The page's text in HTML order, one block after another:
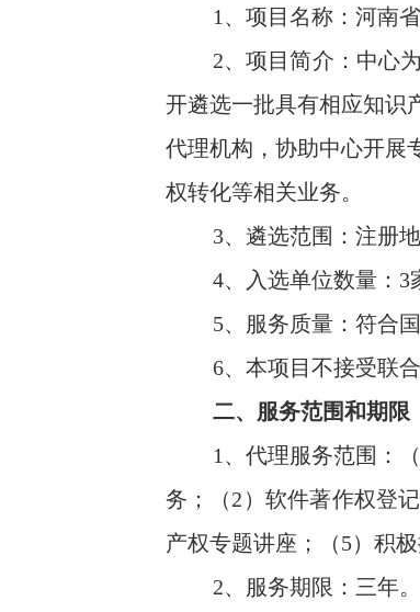
1、项目名称：河南
2、项目简介：中心
开遴选一批具有相应知识
代理机构，协助中心开展
权转化等相关业务。
3、遴选范围：注册
4、入选单位数量：3
5、服务质量：符合
6、本项目不接受联合
二、服务范围和期限
1、代理服务范围：
务；（2）软件著作权登
产权专题讲座；（5）积
2、服务期限：三年